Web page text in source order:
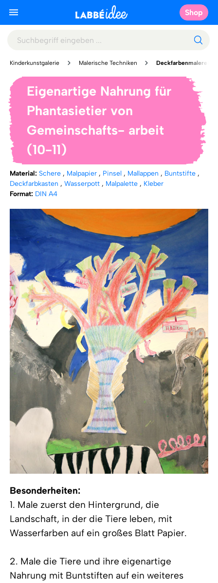
Shop
Kinderkunstgalerie Malerische Techniken Deckfarbenmalerei
Eigenartige Nahrung für
Phantasietier von
Gemeinschafts- arbeit
(10-11)
Material: Schere , Malpapier , Pinsel , Mallappen , Buntstifte ,
Deckfarbkasten , Wasserpott , Malpalette , Kleber
Format: DIN A4
Besonderheiten:
1. Male zuerst den Hintergrund, die
Landschaft, in der die Tiere leben, mit
Wasserfarben auf ein großes Blatt Papier.
2. Male die Tiere und ihre eigenartige
Nahrung mit Buntstiften auf ein weiteres